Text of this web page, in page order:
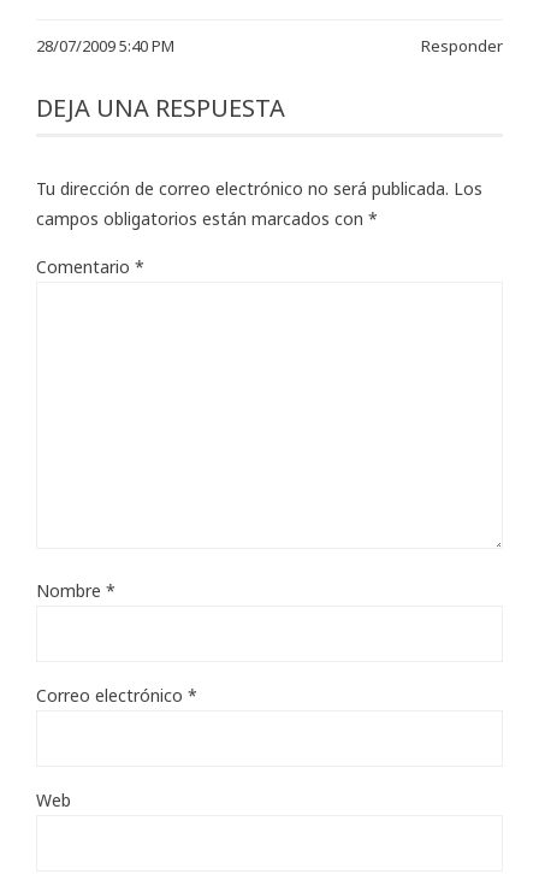
28/07/2009 5:40 PM Responder
DEJA UNA RESPUESTA
Tu dirección de correo electrónico no será publicada. Los
campos obligatorios están marcados con *
Comentario *
Nombre *
Correo electrónico *
Web